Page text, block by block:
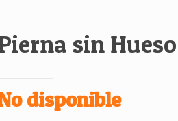
sin
disponible